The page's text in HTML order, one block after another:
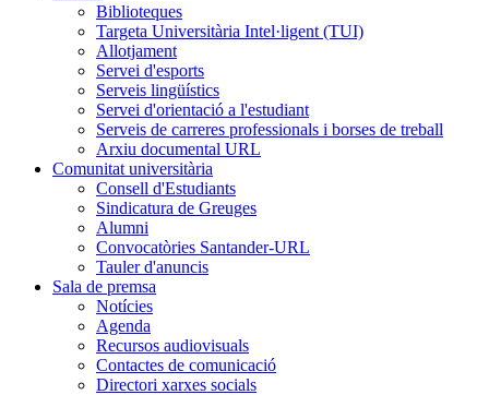
Biblioteques
Targeta Universitària Intel·ligent (TUI)
Allotjament
Servei d'esports
Serveis lingüístics
Servei d'orientació a l'estudiant
Serveis de carreres professionals i borses de treball
Arxiu documental URL
Comunitat universitària
Consell d'Estudiants
Sindicatura de Greuges
Alumni
Convocatòries Santander-URL
Tauler d'anuncis
Sala de premsa
Notícies
Agenda
Recursos audiovisuals
Contactes de comunicació
Directori xarxes socials